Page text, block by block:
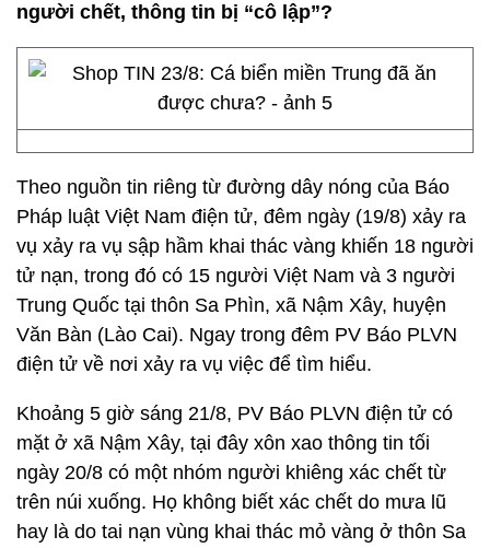
người chết, thông tin bị “cô lập”?
Theo nguồn tin riêng từ đường dây nóng của Báo
Pháp luật Việt Nam điện tử, đêm ngày (19/8) xảy ra
vụ xảy ra vụ sập hầm khai thác vàng khiến 18 người
tử nạn, trong đó có 15 người Việt Nam và 3 người
Trung Quốc tại thôn Sa Phìn, xã Nậm Xây, huyện
Văn Bàn (Lào Cai). Ngay trong đêm PV Báo PLVN
điện tử về nơi xảy ra vụ việc để tìm hiểu.
Khoảng 5 giờ sáng 21/8, PV Báo PLVN điện tử có
mặt ở xã Nậm Xây, tại đây xôn xao thông tin tối
ngày 20/8 có một nhóm người khiêng xác chết từ
trên núi xuống. Họ không biết xác chết do mưa lũ
hay là do tai nạn vùng khai thác mỏ vàng ở thôn Sa